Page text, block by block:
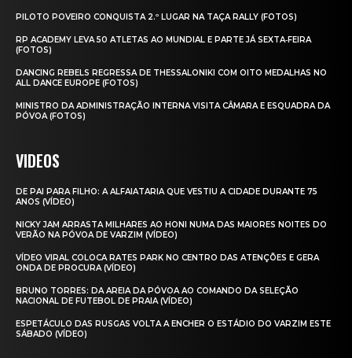
PILOTO POVEIRO CONQUISTA 2.º LUGAR NA TAÇA RALLY (FOTOS)
RP ACADEMY LEVA 50 ATLETAS AO MUNDIAL E PARTE JÁ SEXTA‑FEIRA
(FOTOS)
DANCING REBELS REGRESSA DE THESSALONIKI COM OITO MEDALHAS NO
ALL DANCE EUROPE (FOTOS)
MINISTRO DA ADMINISTRAÇÃO INTERNA VISITA CÂMARA E ESQUADRA DA
PÓVOA (FOTOS)
VIDEOS
DE PAI PARA FILHO: A ALFAIATARIA QUE VESTIU A CIDADE DURANTE 75
ANOS (VÍDEO)
NICKY JAM ARRASTA MILHARES AO HONI NUMA DAS MAIORES NOITES DO
VERÃO NA PÓVOA DE VARZIM (VÍDEO)
VÍDEO VIRAL COLOCA RATES PARK NO CENTRO DAS ATENÇÕES E GERA
ONDA DE PROCURA (VÍDEO)
BRUNO TORRES: DA AREIA DA PÓVOA AO COMANDO DA SELEÇÃO
NACIONAL DE FUTEBOL DE PRAIA (VÍDEO)
ESPETÁCULO DAS RUSGAS VOLTA A ENCHER O ESTÁDIO DO VARZIM ESTE
SÁBADO (VÍDEO)